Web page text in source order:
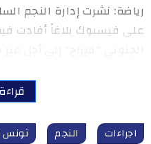
رياضة: نشرت إدارة النجم
على فيسبوك بلاغاً أفادت
اجراءات النجم
تونس